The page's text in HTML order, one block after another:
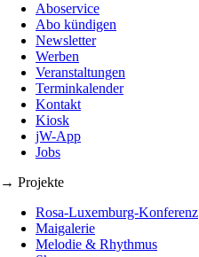
Aboservice
Abo kündigen
Newsletter
Werben
Veranstaltungen
Terminkalender
Kontakt
Kiosk
jW-App
Jobs
→ Projekte
Rosa-Luxemburg-Konferenz
Maigalerie
Melodie & Rhythmus